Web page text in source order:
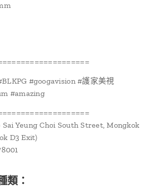
#googavision #護家美視
#amazing
Sai Yeung Choi South Street, Mongkok
D3 Exit)
類：